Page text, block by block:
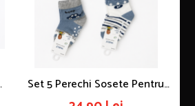
Set 5 Perechi Sosete Pentru